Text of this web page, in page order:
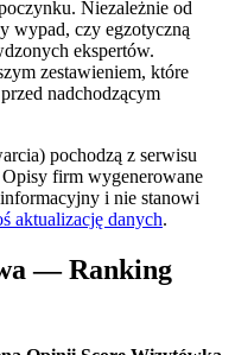
Niezależnie od
wypad, czy egzotyczną
ekspertów.
zestawieniem, które
nadchodzącym
pochodzą z serwisu
firm wygenerowane
i nie stanowi
aktualizację danych.
— Ranking